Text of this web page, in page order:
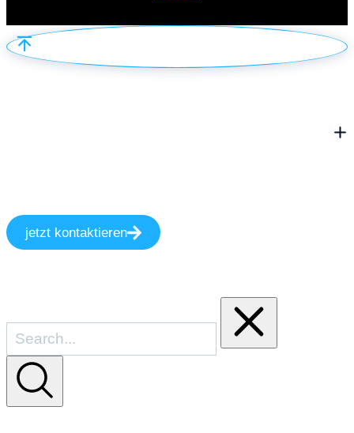
jetzt kontaktieren